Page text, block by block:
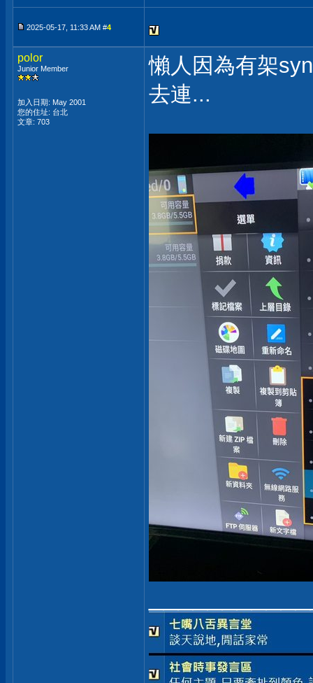
2025-05-17, 11:33 AM #4
polor
Junior Member
加入日期: May 2001
您的住址: 台北
文章: 703
懶人因為有架
去連...